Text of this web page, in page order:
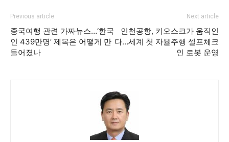
Previous article
중국여행 관련 가짜뉴스…‘한국
인 439만명’ 제목은 어떻게 만
들어졌나
Next article
인천공항, 키오스크가 움직인
다…세계 첫 자율주행 셀프체크
인 로봇 운영